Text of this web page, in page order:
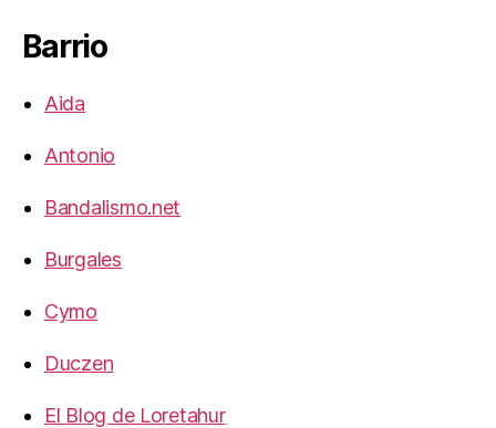
Barrio
Aida
Antonio
Bandalismo.net
Burgales
Cymo
Duczen
El Blog de Loretahur